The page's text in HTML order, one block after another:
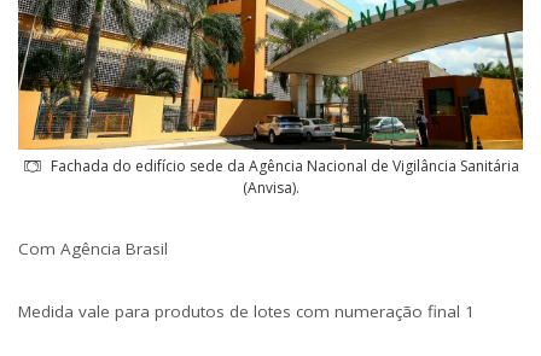
Fachada do edifício sede da Agência Nacional de Vigilância Sanitária
(Anvisa).
Com Agência Brasil
Medida vale para produtos de lotes com numeração final 1